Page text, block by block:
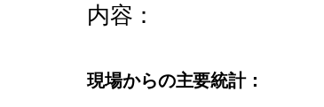
内容：
現場からの主要統計：